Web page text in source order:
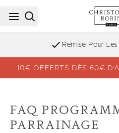
Remise Pour
10€ OFFERTS DÈS 60€
FAQ
PARRAINAGE